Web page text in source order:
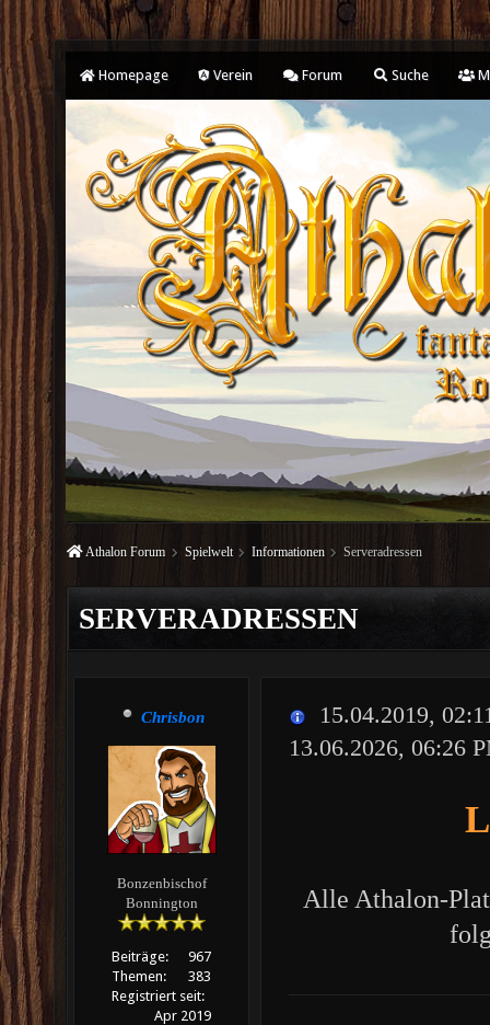
Homepage Verein Forum Suche
Athalon Forum Spielwelt Informationen Serveradressen
SERVERADRESSEN
Chrisbon
Bonzenbischof
Bonnington
Beiträge:
967
Themen:
383
Registriert seit:
Apr 2019
15.04.2019,
13.06.2026, 06:26
Alle Athalon-